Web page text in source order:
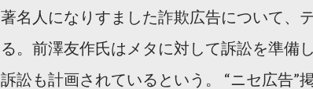
著名人になりすました詐欺広告について、
る。前澤友作氏はメタに対して訴訟を準備
訴訟も計画されているという。 “ニセ広告”